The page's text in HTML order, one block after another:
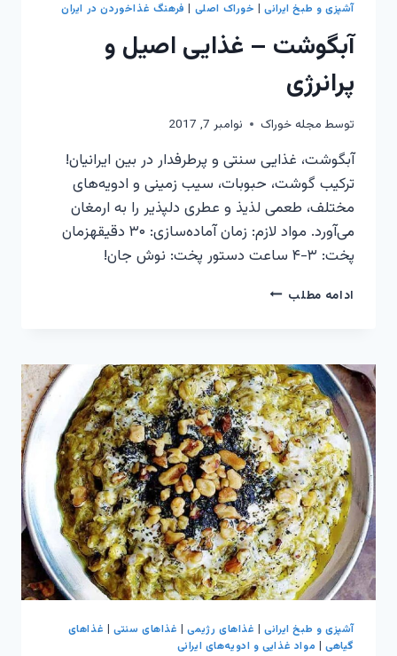
آشپزی و طبخ ایرانی| خوراک اصلی | فرهنگ غذاخوردن در ایران
آبگوشت – غذایی اصیل و
پرانرژی
توسط مجله خوراک نوامبر 7, 2017
آبگوشت، غذایی سنتی و پرطرفدار در بین ایرانیان!
ترکیب گوشت، حبوبات، سیب زمینی و ادویه‌های
مختلف، طعمی لذیذ و عطری دلپذیر را به ارمغان
می‌آورد. مواد لازم: زمان آماده‌سازی: ۳۰ دقیقهزمان
پخت: ۳-۴ ساعت دستور پخت: نوش جان!
ادامه مطلبآبگوشت
و
پرانرژی
آشپزی و طبخ ایرانی| غذاهای رژیمی| غذاهای سنتی
غذاهای
گیاهی| مواد غذایی و ادویه‌های ایرانی